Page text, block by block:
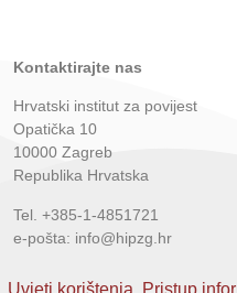
Kontaktirajte nas
Hrvatski institut za povijest
Opatička 10
10000 Zagreb
Republika Hrvatska
Tel. +385-1-4851721
e-pošta: info@hipzg.hr